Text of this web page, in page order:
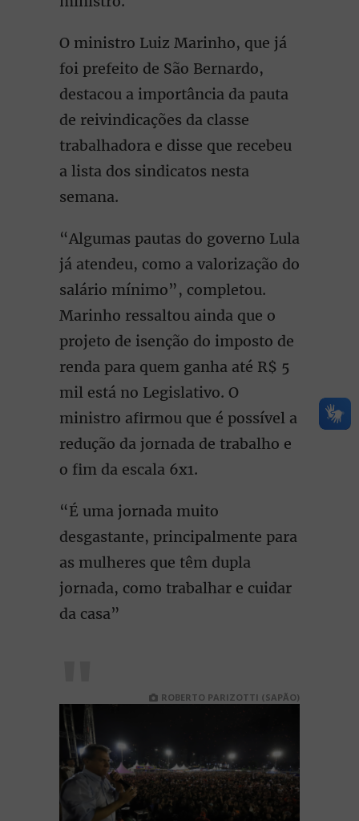
O ministro Luiz Marinho, que já
foi prefeito de São Bernardo,
destacou a importância da pauta
de reivindicações da classe
trabalhadora e disse que recebeu
a lista dos sindicatos nesta
semana.
“Algumas pautas do governo Lula
já atendeu, como a valorização do
salário mínimo”, completou.
Marinho ressaltou ainda que o
projeto de isenção do imposto de
renda para quem ganha até R$ 5
mil está no Legislativo. O
ministro afirmou que é possível a
redução da jornada de trabalho e
o fim da escala 6x1.
“É uma jornada muito
desgastante, principalmente para
as mulheres que têm dupla
jornada, como trabalhar e cuidar
da casa”
ROBERTO PARIZOTTI (SAPÃO)